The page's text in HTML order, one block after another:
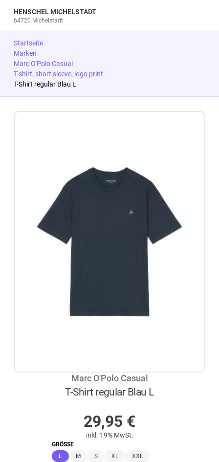
HENSCHEL MICHELSTADT
64720 Michelstadt
Startseite
Marken
Marc O'Polo Casual
T-shirt, short sleeve, logo print
T-Shirt regular Blau L
Marc O'Polo Casual
T-Shirt regular Blau L
29,95 €
inkl. 19% MwSt.
GRÖSSE
L (ausgewählt)
M S XL
XXL